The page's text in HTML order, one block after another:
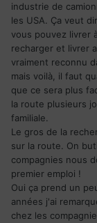
industrie de
les USA. Ça veut
vous pouvez livrer
recharger et livrer
vraiment reconnu
mais voilà, il faut
que ce sera plus
la route plusieurs
familiale.
Le gros de la
sur la route. On
compagnies nous
premier emploi !
Oui ça prend un
années j'ai
chez les